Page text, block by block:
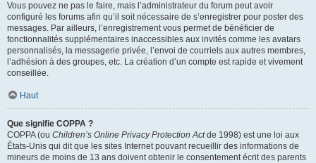
Vous pouvez ne pas le faire, mais l’administrateur du forum peut avoir
configuré les forums afin qu’il soit nécessaire de s’enregistrer pour poster des
messages. Par ailleurs, l’enregistrement vous permet de bénéficier de
fonctionnalités supplémentaires inaccessibles aux invités comme les avatars
personnalisés, la messagerie privée, l’envoi de courriels aux autres membres,
l’adhésion à des groupes, etc. La création d’un compte est rapide et vivement
conseillée.
Haut
Que signifie COPPA ?
COPPA (ou Children’s Online Privacy Protection Actde 1998) est une loi aux
États-Unis qui dit que les sites Internet pouvant recueillir des informations de
mineurs de moins de 13 ans doivent obtenir le consentement écrit des parents